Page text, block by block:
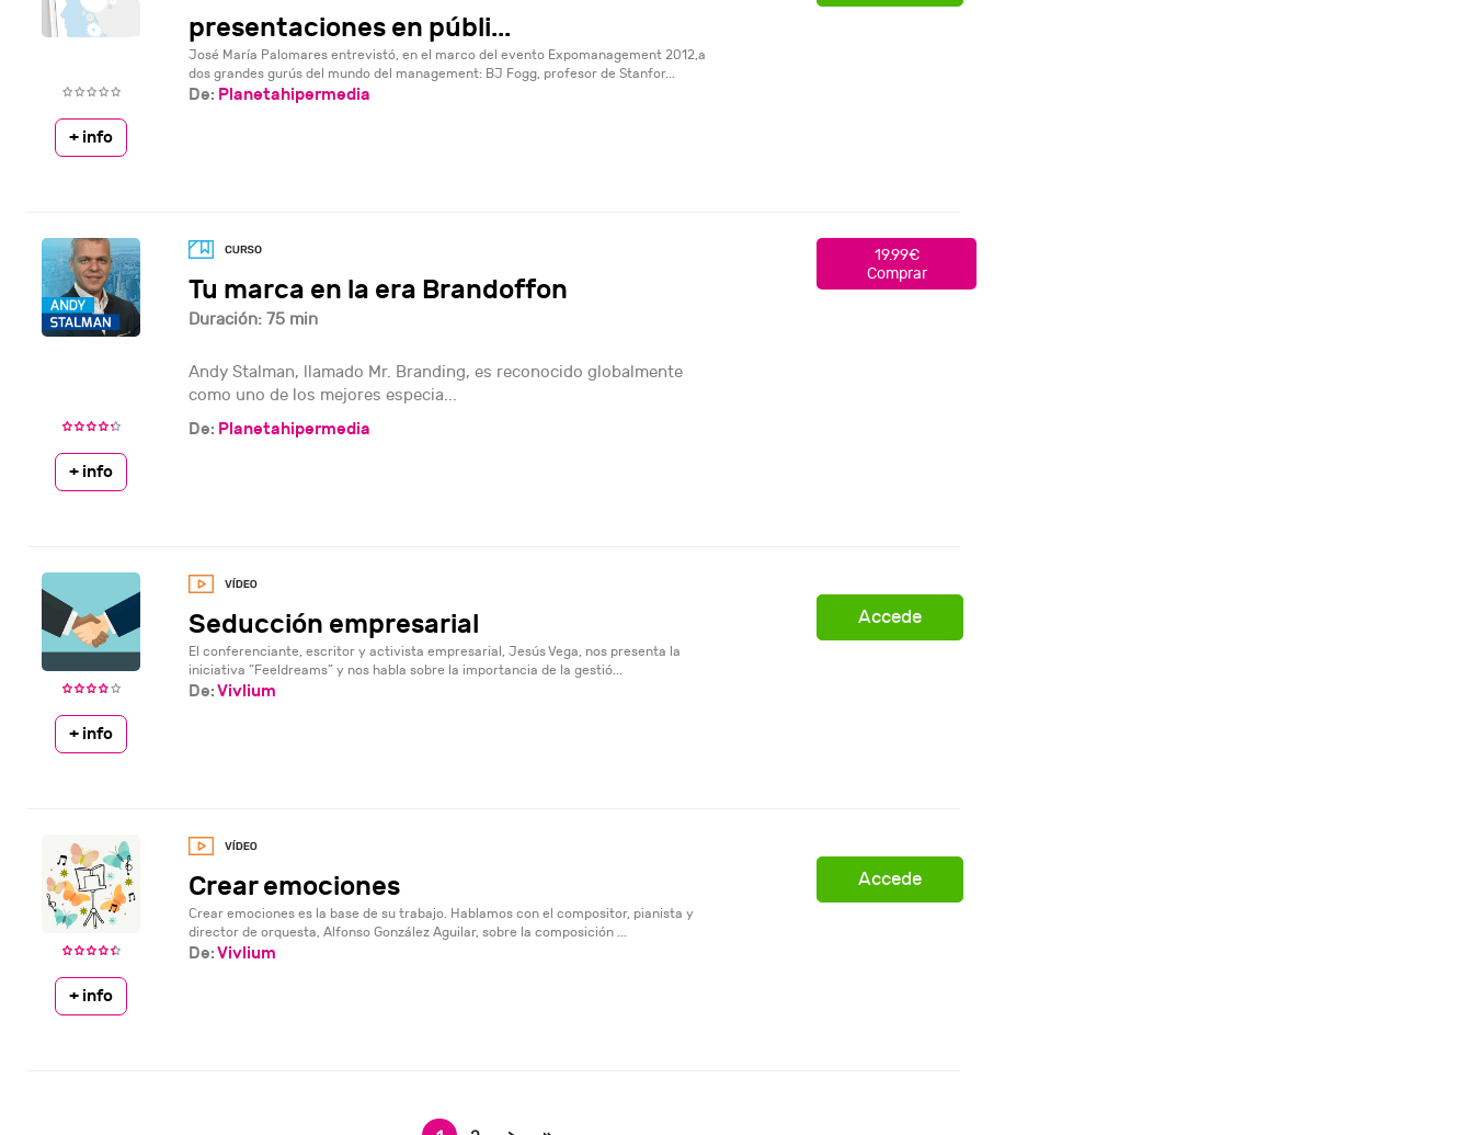
presentaciones en públi...
José María Palomares entrevistó, en el marco del evento Expomanagement 2012,a
dos grandes gurús del mundo del management: BJ Fogg, profesor de Stanfor...
+ info
De: Planetahipermedia
Tu marca en la era Brandoffon
Duración: 75 min
Andy Stalman, llamado Mr. Branding, es reconocido globalmente
como uno de los mejores especia...
19.99€
Comprar
+ info
De: Planetahipermedia
Seducción empresarial
El conferenciante, escritor y activista empresarial, Jesús Vega, nos presenta la
iniciativa “Feeldreams” y nos habla sobre la importancia de la gestió...
Accede
+ info
De:Vivlium
Crear emociones
Crear emociones es la base de su trabajo. Hablamos con el compositor, pianista y
director de orquesta, Alfonso González Aguilar, sobre la composición ...
Accede
+ info
De:Vivlium